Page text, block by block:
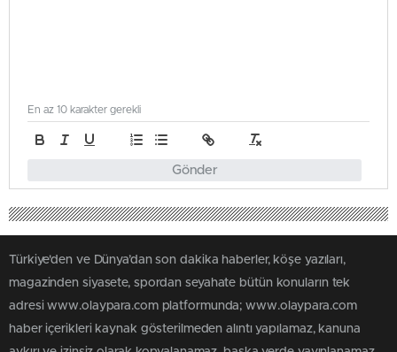
Gönder
En az 10 karakter gerekli
Türkiye'den ve Dünya’dan son dakika haberler, köşe yazıları,
magazinden siyasete, spordan seyahate bütün konuların tek
adresi www.olaypara.com platformunda; www.olaypara.com
haber içerikleri kaynak gösterilmeden alıntı yapılamaz, kanuna